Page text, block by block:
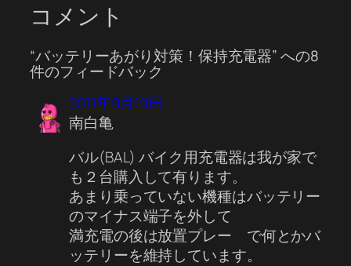
コメント
“バッテリーあがり対策！保持充電器” への8
件のフィードバック
2011年9月19日
南白亀
バル(BAL) バイク用充電器は我が家で
も２台購入して有ります。
あまり乗っていない機種はバッテリー
のマイナス端子を外して
満充電の後は放置プレー で何とかバ
ッテリーを維持しています。